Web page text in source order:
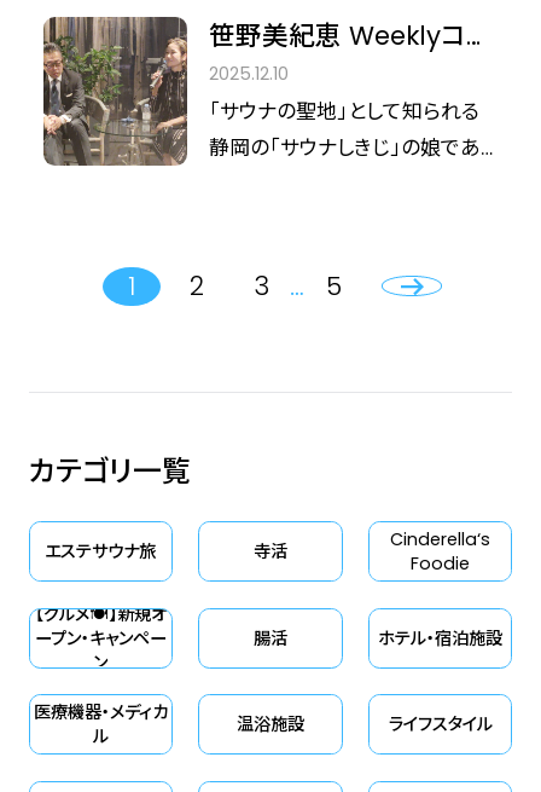
今回は川崎の次世代型施設
『saunahouse（サウナハウス）』
で開催された、資生堂「ザ・コラ
ーゲン」とのコラボイベント登壇
美紀恵さん。単なるブームで終わ
らせず、サウナを「五感で感じる
総合ウェルネス」へと昇華させる
彼女の視点は、常に最新の美と
ベント登壇をお届けします。
笹野美紀恵 Weeklyコラ
ム vol.39「サウナはただ
の熱い箱ではない」〜日
本発サウナ文化の世界展
2025.12.10
「サウナの聖地」として知られる
静岡の「サウナしきじ」の娘であ
らせず、サウナを「五感で感じる
健康のトレンドを捉えています。
る「LIFE STYLE PROJECTS 秋季
オープンセミナー」が開催されま
した。本コラムでは、富裕層とリ
ゾートをテーマに登壇した笹野
美紀恵さんが語った、世界と日本
のサウナの価値と富裕層マーケ
ティングに関する熱いメッセージ
1 2 3 … 5
カテゴリ一覧
エステサウナ旅 寺活
Cinderella‘s
Foodie
【グルメ🍽】新規オ
ープン・キャンペー
ン
腸活 ホテル・宿泊施設
医療機器・メディカ
ル
温浴施設 ライフスタイル